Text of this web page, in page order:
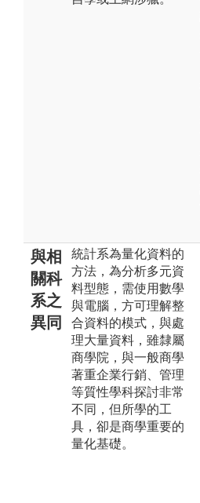
與相
關科
系之
異同
統計系為量化資料的
方法，為分析多元資
料型態，需使用數學
與電腦，方可理解整
合資料的模式，與處
理大量資料，雖隸屬
商學院，與一般商學
著重企業行銷、管理
等質性學科探討非常
不同，但所學的工
具，卻是商學重要的
量化基礎。